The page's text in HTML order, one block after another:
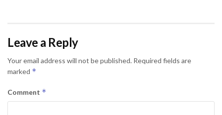
Leave a Reply
Your email address will not be published. Required fields are
marked *
Comment *